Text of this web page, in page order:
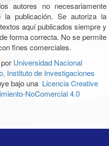
autores no necesariamente
publicación. Se autoriza la
aquí publicados siempre y
forma correcta. No se permite
fines comerciales.
por Universidad Nacional
Instituto de Investigaciones
bajo una Licencia Creative
NoComercial 4.0